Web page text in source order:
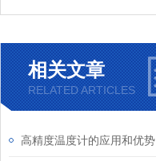
相关文章
RELATED ARTICLES
高精度温度计的应用和优势